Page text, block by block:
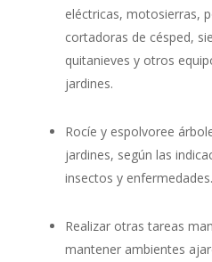
eléctricas, motosierras,
cortadoras de césped,
quitanieves y otros
jardines.
Rocíe y espolvoree
jardines, según las
insectos y enfermedades.
Realizar otras tareas
mantener ambientes